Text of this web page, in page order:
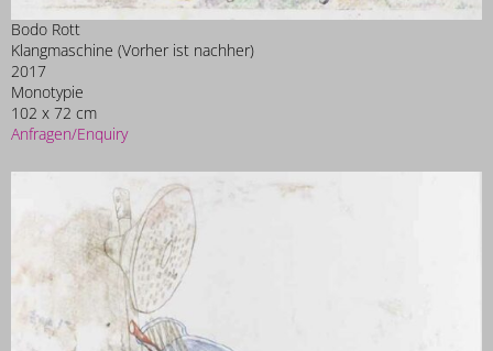
Bodo Rott
Klangmaschine (Vorher ist nachher)
2017
Monotypie
102 x 72 cm
Anfragen/Enquiry